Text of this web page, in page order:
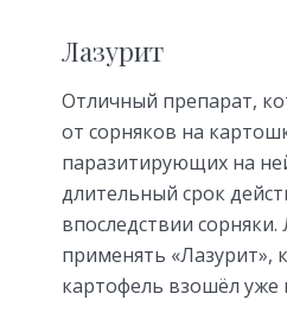
Лазурит
Отличный препарат,
от сорняков на
паразитирующих на
длительный срок
впоследствии сорняки.
применять «Лазурит»,
картофель взошёл уже